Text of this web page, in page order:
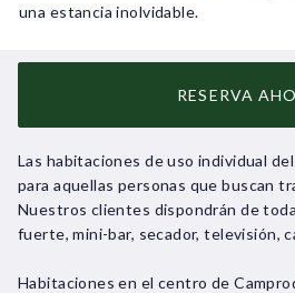
una estancia inolvidable.
RESERVA
Las habitaciones de uso individual
para aquellas personas que buscan
Nuestros clientes dispondrán de
fuerte, mini-bar, secador, televisión,
Habitaciones en el centro de